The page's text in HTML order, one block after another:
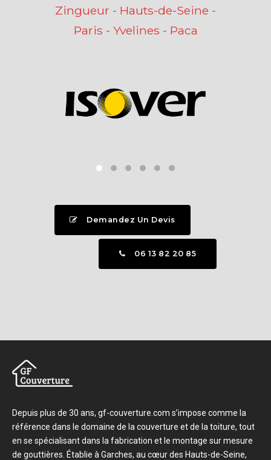
Zingueur - Hauts-de-Seine -
Paris - Yvelines - Paca
Demandez Un Devis
06 13 82 20 85
Depuis plus de 30 ans, gf-couverture.com s’impose comme la
référence dans le domaine de la couverture et de la toiture, tout
en se spécialisant dans la fabrication et le montage sur mesure
de gouttières. Établie à Garches, au cœur des Hauts-de-Seine,